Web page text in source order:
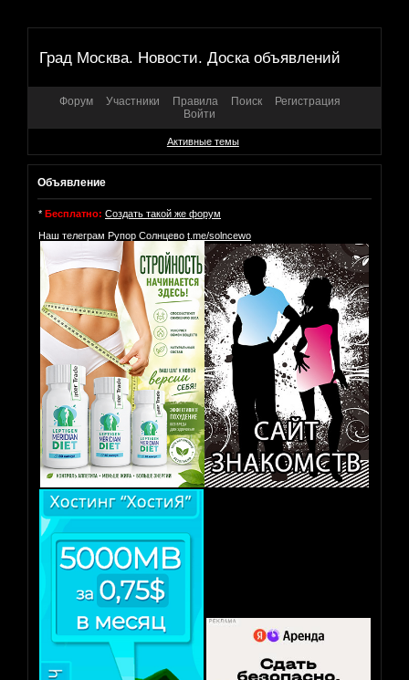
Град Москва. Новости. Доска объявлений
Форум Участники Правила Поиск
Регистрация
Войти
Активные темы
Объявление
* Бесплатно: Создать такой же форум
Наш телеграм Рупор Солнцево t.me/solncewo